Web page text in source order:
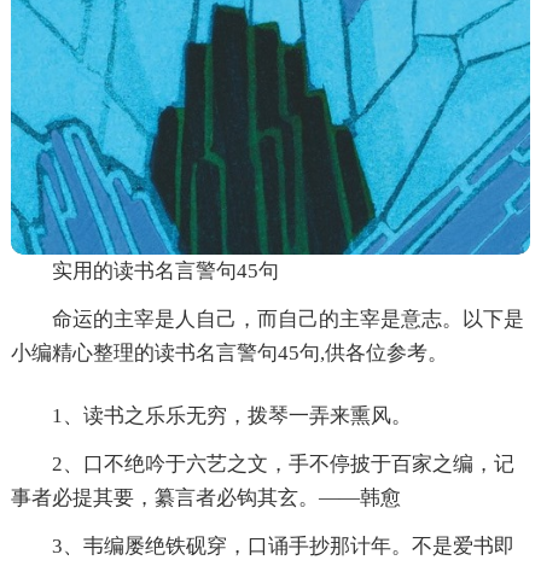
实用的读书名言警句45句
命运的主宰是人自己，而自己的主宰是意志。以下是
小编精心整理的读书名言警句45句,供各位参考。
1、读书之乐乐无穷，拨琴一弄来熏风。
2、口不绝吟于六艺之文，手不停披于百家之编，记
事者必提其要，纂言者必钩其玄。——韩愈
3、韦编屡绝铁砚穿，口诵手抄那计年。不是爱书即